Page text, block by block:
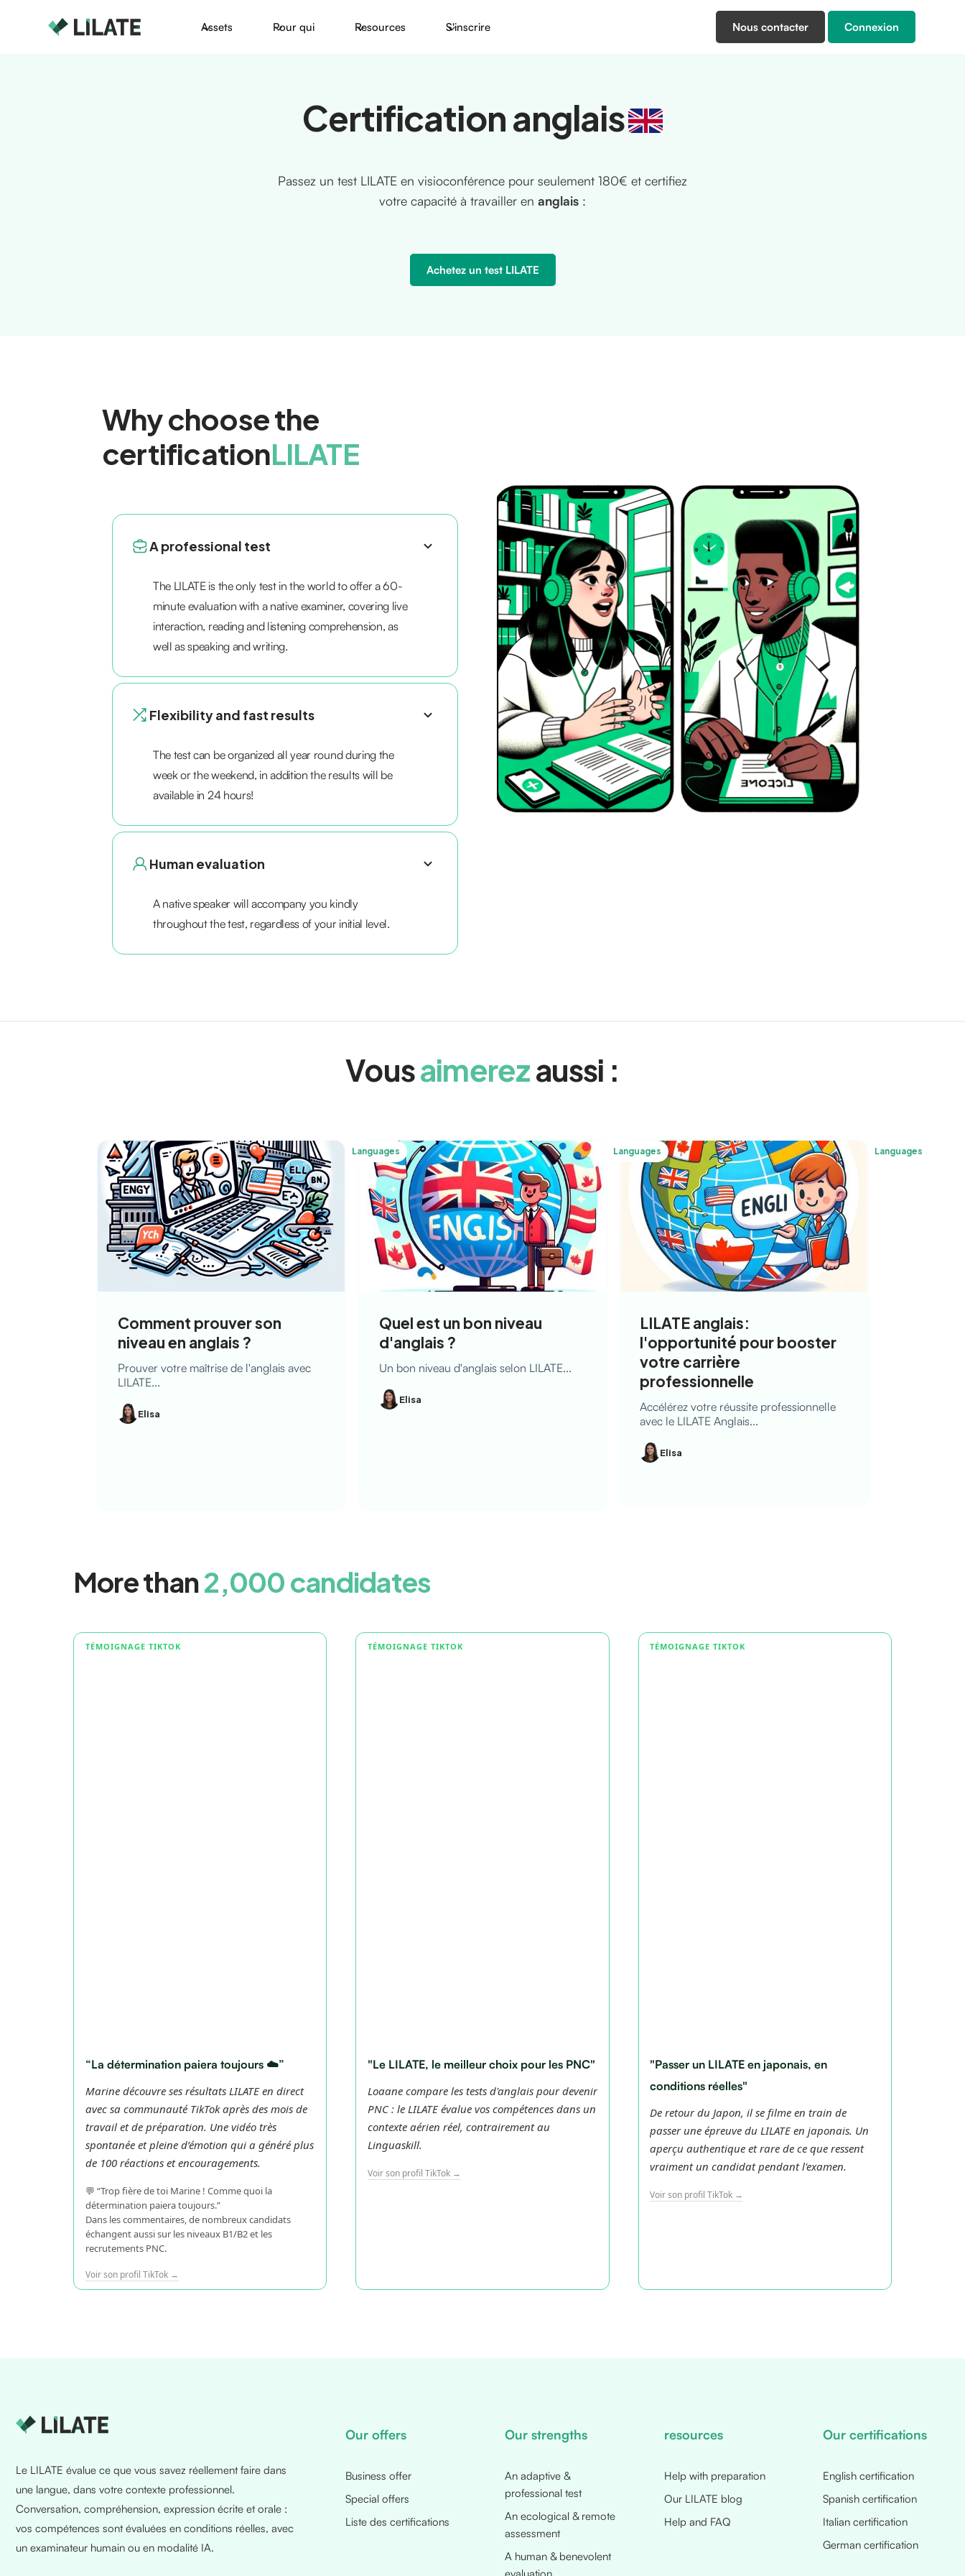
Assets Pour qui Resources S'inscrire Nous contacter Connexion
Certification anglais
Passez un test LILATE en visioconférence pour seulement 180€ et certifiez
votre capacité à travailler en anglais :
Achetez un test LILATE
Why choose the
certificationLILATE
A professional test
The LILATE is the only test in the world to offer a 60-
minute evaluation with a native examiner, covering live
interaction, reading and listening comprehension, as
well as speaking and writing.
Flexibility and fast results
The test can be organized all year round during the
week or the weekend, in addition the results will be
available in 24 hours!
Human evaluation
A native speaker will accompany you kindly
throughout the test, regardless of your initial level.
Vousaimerezaussi :
Languages
Comment prouver son
niveau en anglais ?
Prouver votre maîtrise de l'anglais avec
LILATE...
Elisa
Languages
Quel est un bon niveau
d'anglais ?
Un bon niveau d'anglais selon LILATE...
Elisa
Languages
LILATE anglais:
l'opportunité pour booster
votre carrière
professionnelle
Accélérez votre réussite professionnelle
avec le LILATE Anglais...
Elisa
More than2,000 candidates
TÉMOIGNAGE TIKTOK
“La détermination paiera toujours ☁️”
Marine découvre ses résultats LILATE en direct
avec sa communauté TikTok après des mois de
travail et de préparation. Une vidéo très
spontanée et pleine d’émotion qui a généré plus
de 100 réactions et encouragements.
💬 “Trop fière de toi Marine ! Comme quoi la
détermination paiera toujours.”
Dans les commentaires, de nombreux candidats
échangent aussi sur les niveaux B1/B2 et les
recrutements PNC.
Voir son profil TikTok →
TÉMOIGNAGE TIKTOK
"Le LILATE, le meilleur choix pour les PNC"
Loaane compare les tests d'anglais pour devenir
PNC : le LILATE évalue vos compétences dans un
contexte aérien réel, contrairement au
Linguaskill.
Voir son profil TikTok →
TÉMOIGNAGE TIKTOK
"Passer un LILATE en japonais, en
conditions réelles"
De retour du Japon, il se filme en train de
passer une épreuve du LILATE en japonais. Un
aperçu authentique et rare de ce que ressent
vraiment un candidat pendant l'examen.
Voir son profil TikTok →
Le LILATE évalue ce que vous savez réellement faire dans
une langue, dans votre contexte professionnel.
Conversation, compréhension, expression écrite et orale :
vos compétences sont évaluées en conditions réelles, avec
un examinateur humain ou en modalité IA.
Our offers
Business offer
Special offers
Liste des certifications
Our strengths
An adaptive &
professional test
An ecological & remote
assessment
A human & benevolent
resources
Help with preparation
Our LILATE blog
Help and FAQ
Our certifications
English certification
Spanish certification
Italian certification
German certification